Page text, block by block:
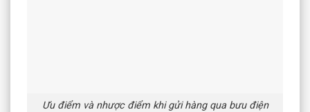
Ưu điểm và nhược điểm khi gửi hàng qua bưu điện